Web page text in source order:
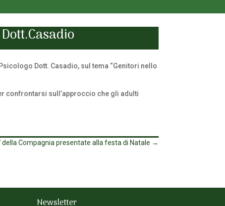
Dott. Casadio, sul tema “Genitori nello
confrontarsi sull’approccio che gli adulti
della Compagnia presentate alla festa di Natale →
Newsletter